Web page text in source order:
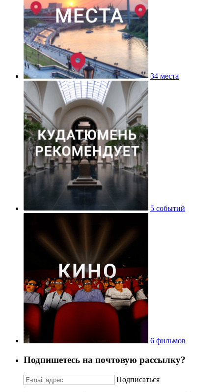
34 места
5 событий
6 фильмов
Подпишетесь на почтовую рассылку?
Подписаться